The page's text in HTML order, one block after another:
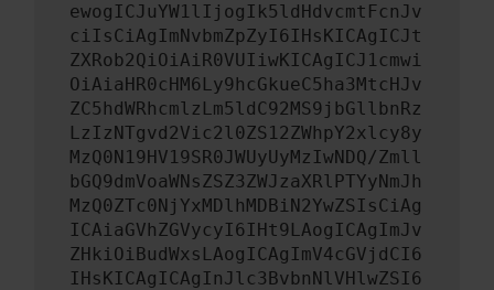
ewogICJuYW1lIjogIk5ldHdvcmtFcnJv
ciIsCiAgImNvbmZpZyI6IHsKICAgICJt
ZXRob2QiOiAiR0VUIiwKICAgICJ1cmwi
OiAiaHR0cHM6Ly9hcGkueC5ha3MtcHJv
ZC5hdWRhcmlzLm5ldC92MS9jbGllbnRz
LzIzNTgvd2Vic2l0ZS12ZWhpY2xlcy8y
MzQ0N19HV19SR0JWUyUyMzIwNDQ/Zmll
bGQ9dmVoaWNsZSZ3ZWJzaXRlPTYyNmJh
MzQ0ZTc0NjYxMDlhMDBiN2YwZSIsCiAg
ICAiaGVhZGVycyI6IHt9LAogICAgImJv
ZHkiOiBudWxsLAogICAgImV4cGVjdCI6
IHsKICAgICAgInJlc3BvbnNlVHlwZSI6